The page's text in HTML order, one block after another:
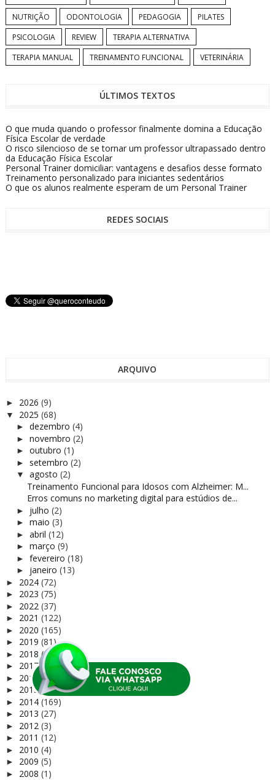
NUTRIÇÃO
ODONTOLOGIA PEDAGOGIA
PILATES
PSICOLOGIA
REVIEW
TERAPIA ALTERNATIVA
TERAPIA MANUAL
TREINAMENTO FUNCIONAL VETERINÁRIA
ÚLTIMOS TEXTOS
O que muda quando o professor finalmente domina a Educação
Física Escolar de verdade
O risco silencioso de se tornar um professor ultrapassado dentro
da Educação Física Escolar
Personal Trainer domiciliar: vantagens e desafios desse formato
Treinamento personalizado para iniciantes sedentários
O que os alunos realmente esperam de um Personal Trainer
REDES SOCIAIS
ARQUIVO
► 2026 (9)
▼ 2025 (68)
► dezembro (4)
► novembro (2)
► outubro (1)
► setembro (2)
▼ agosto (2)
Treinamento Funcional para Idosos com Alzheimer: M...
Erros comuns no marketing digital para estúdios de...
► julho (2)
► maio (3)
► abril (12)
► março (9)
► fevereiro (18)
► janeiro (13)
► 2024 (72)
► 2023 (75)
► 2022 (37)
► 2021 (122)
► 2020 (165)
► 2019 (81)
► 2018 (169)
► 2017 (156)
► 2016(159)
► 2015(111)
► 2014 (169)
► 2013 (27)
► 2012 (3)
► 2011 (12)
► 2010 (4)
► 2009 (5)
► 2008 (1)